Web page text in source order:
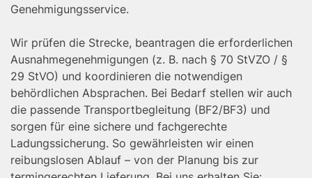
Genehmigungsservice.
Wir prüfen die Strecke, beantragen die erforderlichen
Ausnahmegenehmigungen (z. B. nach § 70 StVZO / §
29 StVO) und koordinieren die notwendigen
behördlichen Absprachen. Bei Bedarf stellen wir auch
die passende Transportbegleitung (BF2/BF3) und
sorgen für eine sichere und fachgerechte
Ladungssicherung. So gewährleisten wir einen
reibungslosen Ablauf – von der Planung bis zur